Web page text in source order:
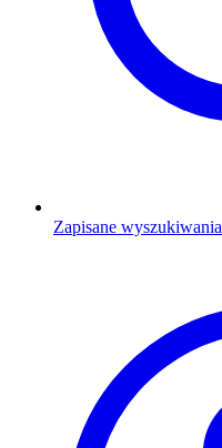
Zapisane wyszukiwania